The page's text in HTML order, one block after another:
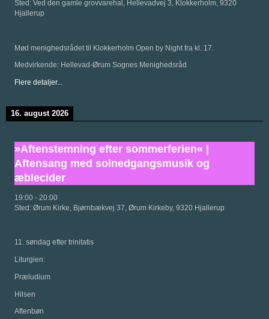
Sted: Ved den gamle grovvarehal, Hellevadvej 3, Klokkerholm, 9320
Hjallerup
Mød menighedsrådet til Klokkerholm Open by Night fra kl. 17.
Medvirkende: Hellevad-Ørum Sognes Menighedsråd
Flere detaljer...
16. august 2026
»Aftenstemning efter sommerferien« |
Aftensang med solnedgangsmusik og
æblecider
19:00 - 20:00
Sted: Ørum Kirke, Bjørnbækvej 37, Ørum Kirkeby, 9320 Hjallerup
11. søndag efter trinitatis
Liturgien:
Præludium
Hilsen
Aftenbøn